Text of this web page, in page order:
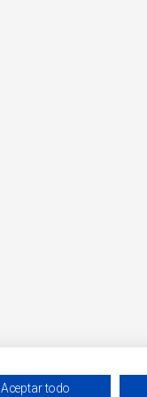
Aceptar todo